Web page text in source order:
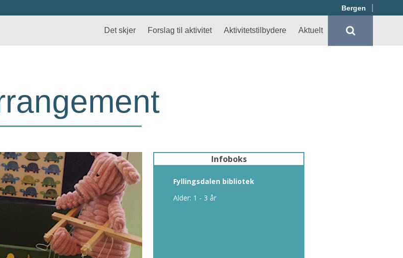
Bergen
Det skjer Forslag til aktivitet Aktivitetstilbydere Aktuelt
Infoboks
Fyllingsdalen bibliotek
Alder: 1 - 3 år